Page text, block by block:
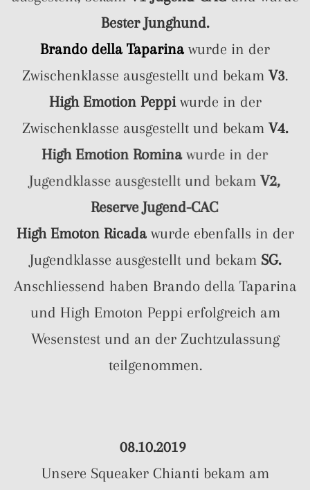
Bester Junghund.
Brando della Taparina wurde in der
Zwischenklasse ausgestellt und bekam V3.
High Emotion Peppiwurde in der
Zwischenklasse ausgestellt und bekam V4.
High Emotion Rominawurde in der
Jugendklasse ausgestellt und bekam V2,
Reserve Jugend-CAC
High Emoton Ricadawurde ebenfalls in der
Jugendklasse ausgestellt und bekamSG.
Anschliessend haben Brando della Taparina
und High Emoton Peppi erfolgreich am
Wesenstest und an der Zuchtzulassung
teilgenommen.
08.10.2019
Unsere Squeaker Chianti bekam am